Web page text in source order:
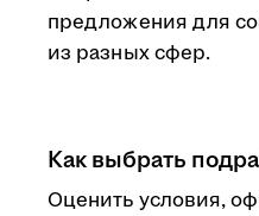
предложения для
из разных сфер.
Как выбрать
Оценить условия,